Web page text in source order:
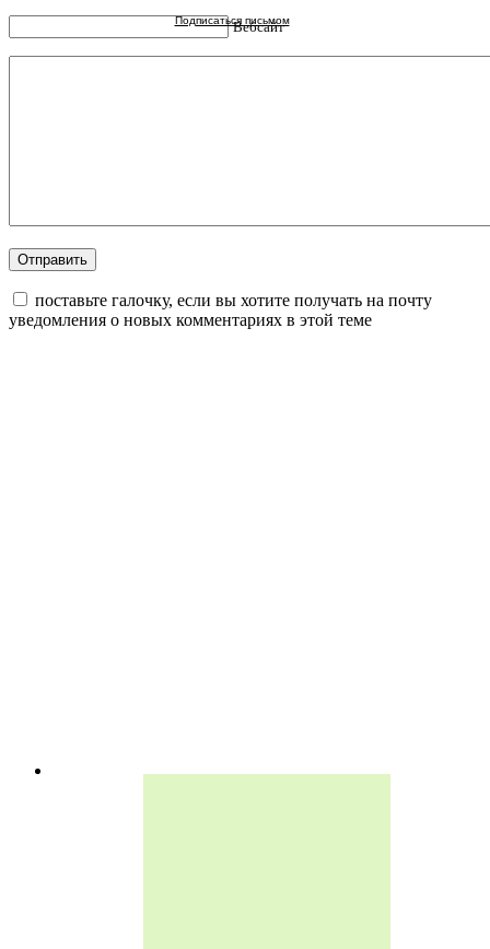
Подписаться письмом
Вебсайт
поставьте галочку, если вы хотите получать на почту
уведомления о новых комментариях в этой теме